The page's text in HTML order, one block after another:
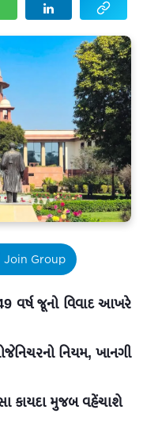
Join Group
વર્ષ જૂનો વિવાદ આખરે
નિયમ, ખાનગી
કાયદા મુજબ વહેંચાશે